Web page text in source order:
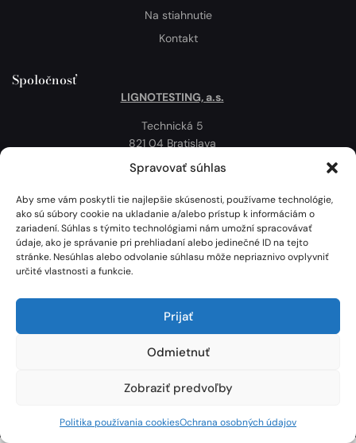
Spravovať súhlas
Aby sme vám poskytli tie najlepšie skúsenosti, používame technológie,
ako sú súbory cookie na ukladanie a/alebo prístup k informáciám o
zariadení. Súhlas s týmito technológiami nám umožní spracovávať
údaje, ako je správanie pri prehliadaní alebo jedinečné ID na tejto
stránke. Nesúhlas alebo odvolanie súhlasu môže nepriaznivo ovplyvniť
určité vlastnosti a funkcie.
Prijať
Odmietnuť
Zobraziť predvoľby
Politika používania cookiesOchrana osobných údajov
Na stiahnutie
Kontakt
Spoločnosť
LIGNOTESTING, a.s.
Technická 5
821 04 Bratislava
Slovenská republika
Politika používania cookies
Mapa
Lignotesting, a. s. © 2024 | Všetky práva vyhradené. | Vytvoril: Marek Heinfarth.